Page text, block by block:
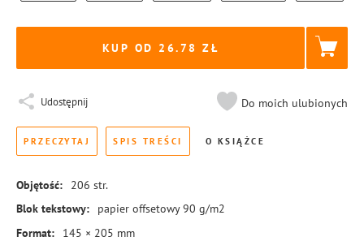
KUP OD 26.78
Udostępnij Do moich ulubionych
PRZECZYTAJ SPIS TREŚCI O KSIĄŻCE
Objętość: 206 str.
Blok tekstowy:
papier offsetowy 90 g/m2
Format:
145 × 205 mm